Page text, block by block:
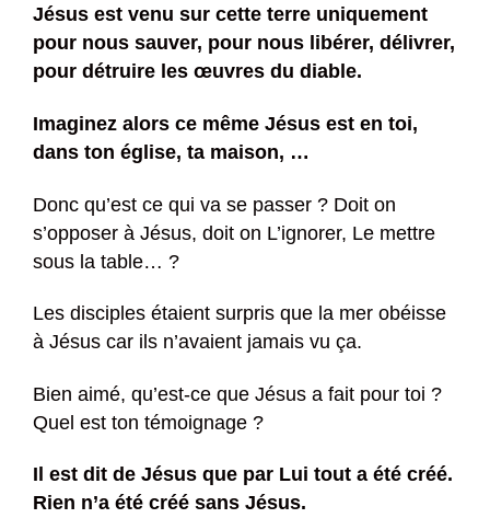
Jésus est venu sur cette terre uniquement
pour nous sauver, pour nous libérer, délivrer,
pour détruire les œuvres du diable.
Imaginez alors ce même Jésus est en toi,
dans ton église, ta maison, …
Donc qu’est ce qui va se passer ? Doit on
s’opposer à Jésus, doit on L’ignorer, Le mettre
sous la table… ?
Les disciples étaient surpris que la mer obéisse
à Jésus car ils n’avaient jamais vu ça.
Bien aimé, qu’est-ce que Jésus a fait pour toi ?
Quel est ton témoignage ?
Il est dit de Jésus que par Lui tout a été créé.
Rien n’a été créé sans Jésus.